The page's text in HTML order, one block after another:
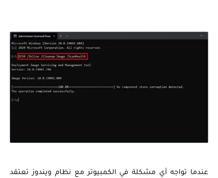
عندما تواجه أي مشكلة في الكمبيوتر مع نظام ويندوز تعتقد